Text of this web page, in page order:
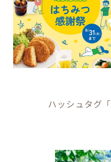
ハッシュタグ「